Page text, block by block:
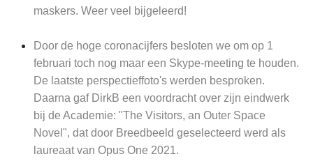
maskers. Weer veel bijgeleerd!
Door de hoge coronacijfers besloten we om op 1
februari toch nog maar een Skype-meeting te houden.
De laatste perspectieffoto's werden besproken.
Daarna gaf DirkB een voordracht over zijn eindwerk
bij de Academie: "The Visitors, an Outer Space
Novel", dat door Breedbeeld geselecteerd werd als
laureaat van Opus One 2021.